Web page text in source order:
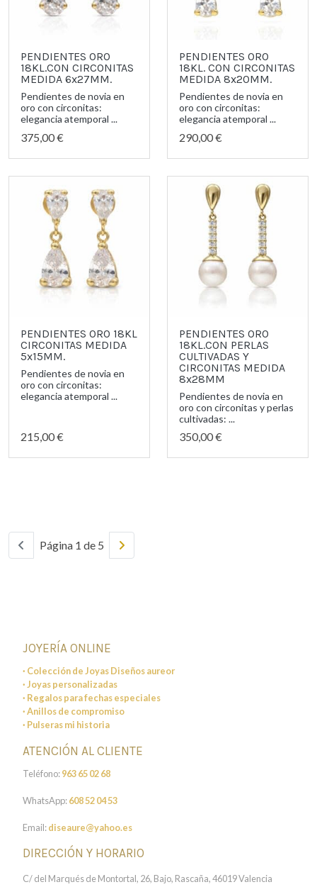
PENDIENTES ORO
18KL.CON CIRCONITAS
MEDIDA 6x27MM.
Pendientes de novia en
oro con circonitas:
elegancia atemporal ...
375,00 €
PENDIENTES ORO
18KL. CON CIRCONITAS
MEDIDA 8x20MM.
Pendientes de novia en
oro con circonitas:
elegancia atemporal ...
290,00 €
PENDIENTES ORO 18KL
CIRCONITAS MEDIDA
5x15MM.
Pendientes de novia en
oro con circonitas:
elegancia atemporal ...
215,00 €
PENDIENTES ORO
18KL.CON PERLAS
CULTIVADAS Y
CIRCONITAS MEDIDA
8x28MM
Pendientes de novia en
oro con circonitas y perlas
cultivadas: ...
350,00 €
Página 1 de 5
JOYERÍA ONLINE
· Colección de Joyas Diseños aureor
· Joyas personalizadas
· Regalos para fechas especiales
· Anillos de compromiso
· Pulseras mi historia
ATENCIÓN AL CLIENTE
Teléfono:963 65 02 68
WhatsApp:608 52 04 53
Email:diseaure@yahoo.es
DIRECCIÓN Y HORARIO
C/ del Marqués de Montortal, 26, Bajo, Rascaña, 46019 Valencia